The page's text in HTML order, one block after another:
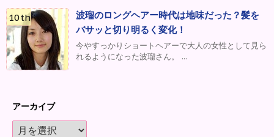
波瑠のロングヘアー時代は地味だった？髪を
バサッと切り明るく変化！
今やすっかりショートヘアーで大人の女性として見ら
れるようになった波瑠さん。 ...
アーカイブ